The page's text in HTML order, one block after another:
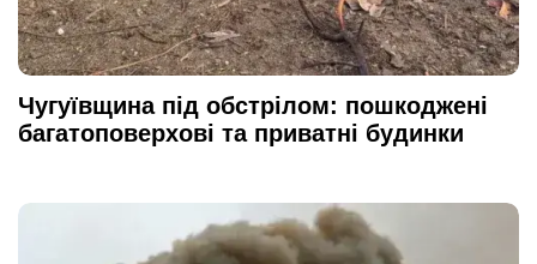
Чугуївщина під обстрілом: пошкоджені
багатоповерхові та приватні будинки